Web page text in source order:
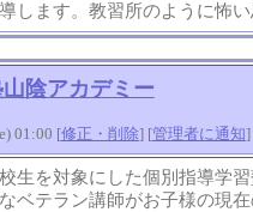
します。教習所のように怖
陰アカデミー
01:00 [修正・削除] [管理者に通知]
生を対象にした個別指導学
ベテラン講師がお子様の現